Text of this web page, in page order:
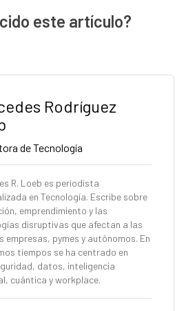
este artículo?
Rodríguez
de Tecnología
R. Loeb es periodista
en Tecnología. Escribe sobre
emprendimiento y las
disruptivas que afectan a las
empresas, pymes y autónomos. En
tiempos se ha centrado en
datos, inteligencia
cuántica y workplace.